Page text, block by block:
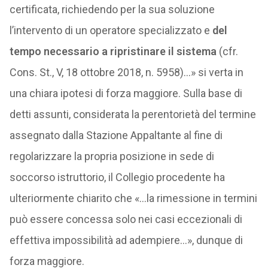
certificata, richiedendo per la sua soluzione
l’intervento di un operatore specializzato e del
tempo necessario a ripristinare il sistema (cfr.
Cons. St., V, 18 ottobre 2018, n. 5958)…» si verta in
una chiara ipotesi di forza maggiore. Sulla base di
detti assunti, considerata la perentorietà del termine
assegnato dalla Stazione Appaltante al fine di
regolarizzare la propria posizione in sede di
soccorso istruttorio, il Collegio procedente ha
ulteriormente chiarito che «…la rimessione in termini
può essere concessa solo nei casi eccezionali di
effettiva impossibilità ad adempiere…», dunque di
forza maggiore.